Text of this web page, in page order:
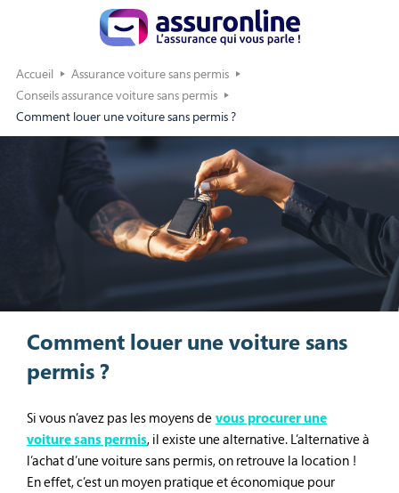
Accueil
Assurance voiture sans permis
Conseils assurance voiture sans permis
Comment louer une voiture sans permis ?
Comment louer une voiture sans
permis ?
Si vous n’avez pas les moyens de vous procurer une
voiture sans permis, il existe une alternative. L’alternative à
l’achat d’une voiture sans permis, on retrouve la location !
En effet, c’est un moyen pratique et économique pour